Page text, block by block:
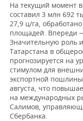
На текущий момент
составил 3 млн 692
27,9 ц/га,
площадей. Впереди
Значительную роль
Татарстана в
прогнозируется на
стимулом для
экспортной
августа, что
на международных
Салимов,
Сбербанка.